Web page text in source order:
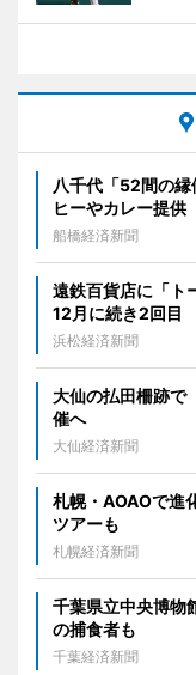
八千代「52間の
ヒーやカレー提供
船橋経済新聞
遠鉄百貨店に「
12月に続き2回目
浜松経済新聞
大仙の払田柵跡
催へ
大仙経済新聞
札幌・AOAOで進
ツアーも
札幌経済新聞
千葉県立中央博
の捕食者も
千葉経済新聞